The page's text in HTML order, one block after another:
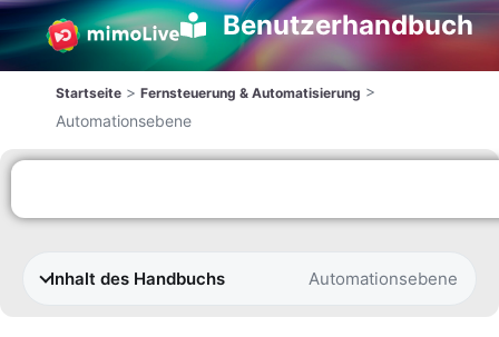
Benutzerhandbuch
Startseite > Fernsteuerung & Automatisierung >
Automationsebene
Inhalt des Handbuchs Automationsebene